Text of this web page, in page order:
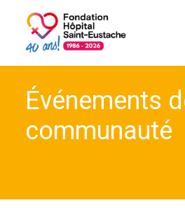
for:
Événements
communauté